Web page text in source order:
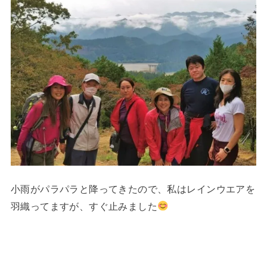
小雨がパラパラと降ってきたので、私はレインウエアを
羽織ってますが、すぐ止みました